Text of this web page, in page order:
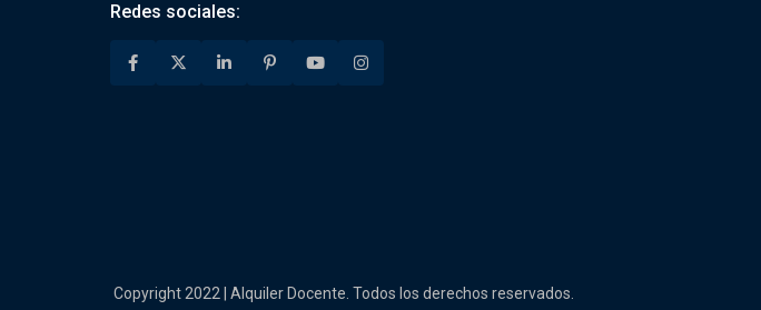
Redes sociales:
Copyright 2022 | Alquiler Docente. Todos los derechos reservados.